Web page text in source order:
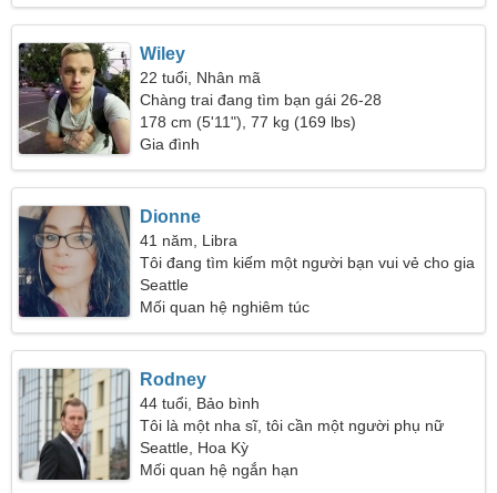
Wiley
22 tuổi, Nhân mã
Chàng trai đang tìm bạn gái 26-28
178 cm (5'11"), 77 kg (169 lbs)
Gia đình
Dionne
41 năm, Libra
Tôi đang tìm kiếm một người bạn vui vẻ cho gia
đình tôi
Seattle
Mối quan hệ nghiêm túc
Rodney
44 tuổi, Bảo bình
Tôi là một nha sĩ, tôi cần một người phụ nữ
quyến rũ
Seattle, Hoa Kỳ
Mối quan hệ ngắn hạn